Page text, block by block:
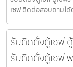
เซฟ ติดต่อสอบถามไ
รับติดตั้งตู้เซฟ
รับติดตั้งตู้เซฟ